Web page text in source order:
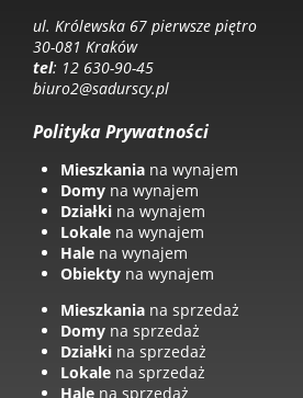
ul. Królewska 67 pierwsze piętro
30-081 Kraków
tel: 12 630-90-45
biuro2@sadurscy.pl
Polityka Prywatności
Mieszkania na wynajem
Domy na wynajem
Działki na wynajem
Lokale na wynajem
Hale na wynajem
Obiekty na wynajem
Mieszkania na sprzedaż
Domy na sprzedaż
Działki na sprzedaż
Lokale na sprzedaż
Hale na sprzedaż